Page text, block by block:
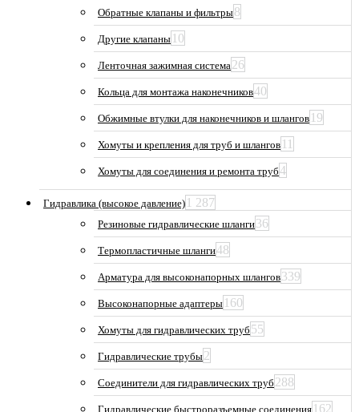
Обратные клапаны и фильтры8
Другие клапаны 10
Ленточная зажимная система26
Кольца для монтажа наконечников40
Обжимные втулки для наконечников и шлангов 19
Хомуты и крепления для труб и шлангов 11
Хомуты для соединения и ремонта труб4
Гидравлика (высокое давление) 1 287
Резиновые гидравлические шланги36
Термопластичные шланги48
Арматура для высоконапорных шлангов339
Высоконапорные адаптеры 160
Хомуты для гидравлических труб 55
Гидравлические трубы2
Соединители для гидравлических труб 288
Гидравлические быстроразъемные соединения 162